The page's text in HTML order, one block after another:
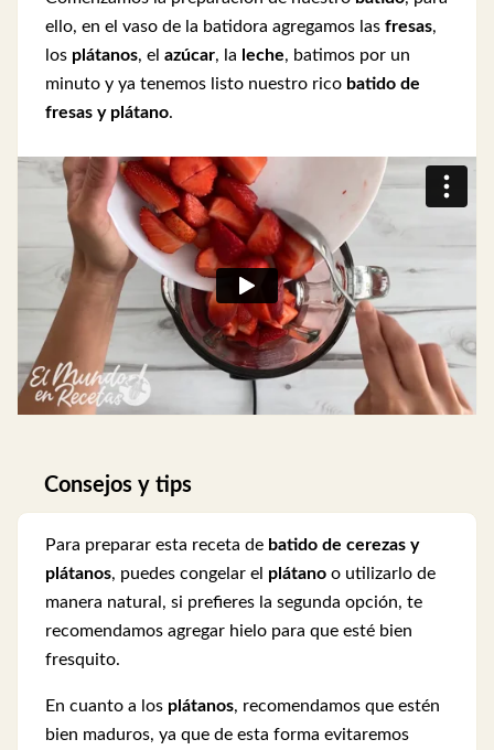
ello, en el vaso de la batidora agregamos las fresas,
los plátanos, el azúcar, la leche, batimos por un
minuto y ya tenemos listo nuestro rico batido de
fresas y plátano.
Consejos y tips
Para preparar esta receta de batido de cerezas y
plátanos, puedes congelar el plátano o utilizarlo de
manera natural, si prefieres la segunda opción, te
recomendamos agregar hielo para que esté bien
fresquito.
En cuanto a los plátanos, recomendamos que estén
bien maduros, ya que de esta forma evitaremos